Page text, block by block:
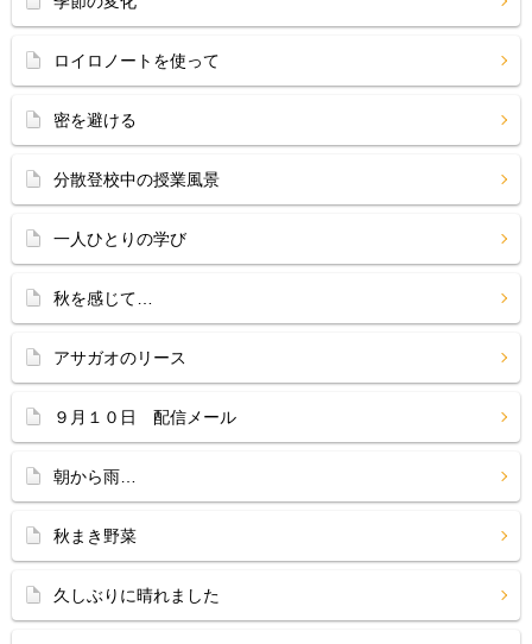
ロイロノートを使って
密を避ける
分散登校中の授業風景
一人ひとりの学び
秋を感じて…
アサガオのリース
９月１０日 配信メール
朝から雨…
秋まき野菜
久しぶりに晴れました